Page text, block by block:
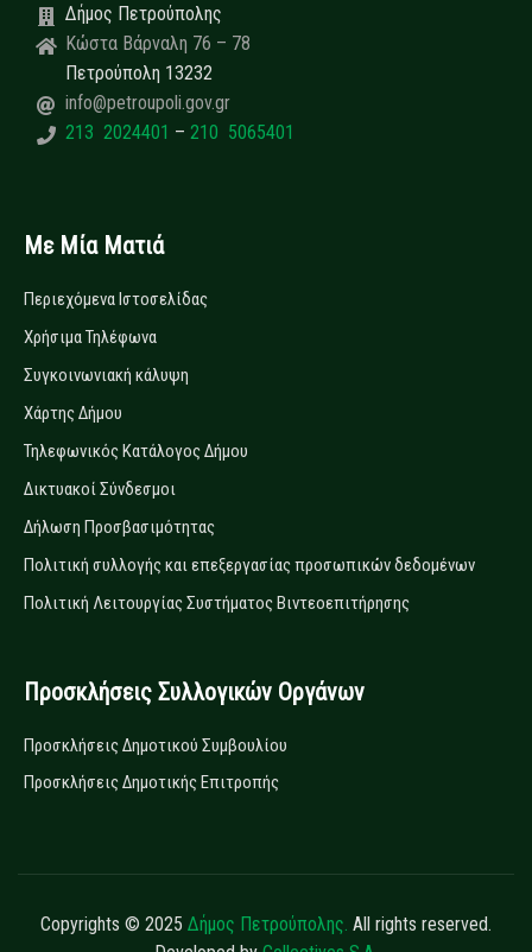
Δήμος Πετρούπολης
Κώστα Βάρναλη 76 – 78
Πετρούπολη 13232
info@petroupoli.gov.gr
213 2024401 – 210 5065401
Με Μία Ματιά
Περιεχόμενα Ιστοσελίδας
Χρήσιμα Τηλέφωνα
Συγκοινωνιακή κάλυψη
Χάρτης Δήμου
Τηλεφωνικός Κατάλογος Δήμου
Δικτυακοί Σύνδεσμοι
Δήλωση Προσβασιμότητας
Πολιτική συλλογής και επεξεργασίας προσωπικών δεδομένων
Πολιτική Λειτουργίας Συστήματος Βιντεοεπιτήρησης
Προσκλήσεις Συλλογικών Οργάνων
Προσκλήσεις Δημοτικού Συμβουλίου
Προσκλήσεις Δημοτικής Επιτροπής
Copyrights © 2025 Δήμος Πετρούπολης. All rights reserved.